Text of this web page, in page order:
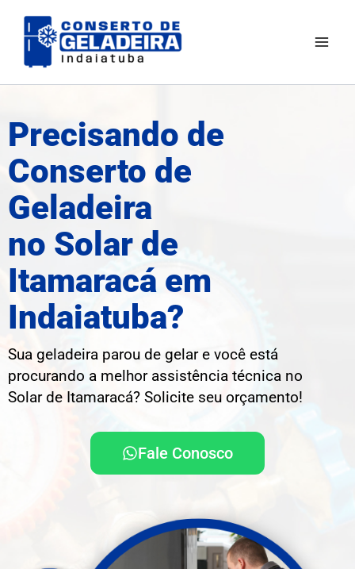
para
Precisando de
Conserto de
Geladeira
no Solar de
Itamaracá em
Indaiatuba?
Sua geladeira parou de gelar e você está
procurando a melhor assistência técnica no
Solar de Itamaracá? Solicite seu orçamento!
Fale Conosco